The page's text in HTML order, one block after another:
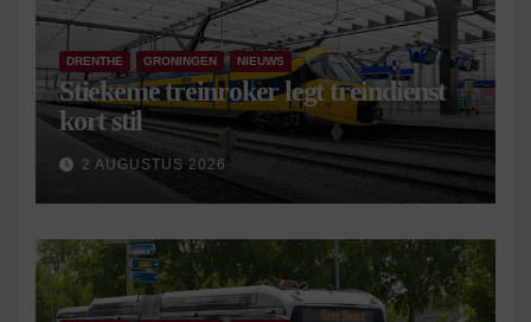
DRENTHE GRONINGEN NIEUWS
Stiekeme treinroker legt treindienst
kort stil
2 AUGUSTUS 2026